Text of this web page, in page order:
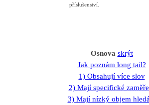
příslušenství.
Osnova skrýt
Jak poznám long tail?
1) Obsahují více slov
2) Mají specifické
3) Mají nízký objem